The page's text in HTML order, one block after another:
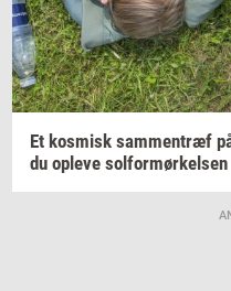
Et kos­misk sam­men­træf
du op­le­ve sol­for­mør­kel­sen